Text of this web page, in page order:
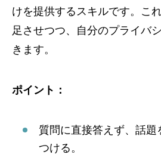
けを提供するスキルです。こ
足させつつ、自分のプライバ
きます。
ポイント：
質問に直接答えず、話題
つける。